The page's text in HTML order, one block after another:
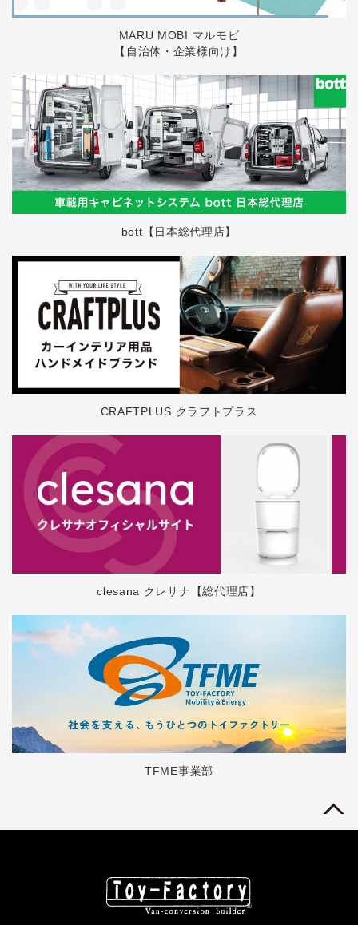
MARU MOBI マルモビ
【自治体・企業様向け】
bott【日本総代理店】
CRAFTPLUS クラフトプラス
clesana クレサナ【総代理店】
TFME事業部